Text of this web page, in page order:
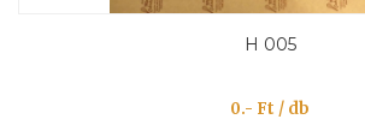
H 005
0.- Ft / db